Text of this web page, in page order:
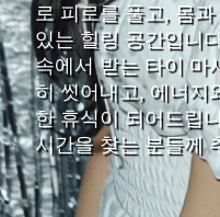
로 피로를 풀고, 몸
있는 힐링 공간입니
속에서 받는 타이 마
히 씻어내고, 에너지
한 휴식이 되어드립
시간을 찾는 분들께